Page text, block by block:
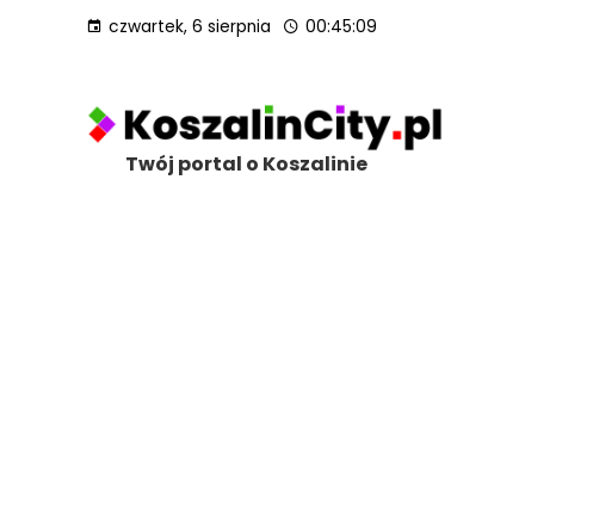
czwartek, 6 sierpnia 00:45:10
Twój portal o Koszalinie